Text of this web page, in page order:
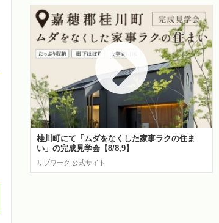
桂川町にて「ムダをなくした家事ラクの住ま
い」の完成見学会【8/8,9】
リブワーク 公式サイト